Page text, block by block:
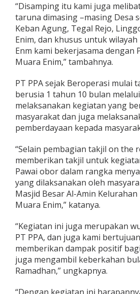
“Disamping itu kami juga
taruna dimasing –masing Desa
Keban Agung, Tegal Rejo,
Enim, dan khusus untuk
Enm kami bekerjasama dengan
Muara Enim,” tambahnya.
PT PPA sejak Beroperasi mulai
berusia 1 tahun 10 bulan
melaksanakan kegiatan yang
masyarakat dan juga
pemberdayaan kepada
“Selain pembagian takjil on the
memberikan takjil untuk
Pawai obor dalam rangka
yang dilaksanakan oleh
Masjid Besar Al-Amin Kelurahan
Muara Enim,” katanya.
“Kegiatan ini juga merupakan
PT PPA, dan juga kami
memberikan dampak positif
juga mengambil keberkahan
Ramadhan,” ungkapnya.